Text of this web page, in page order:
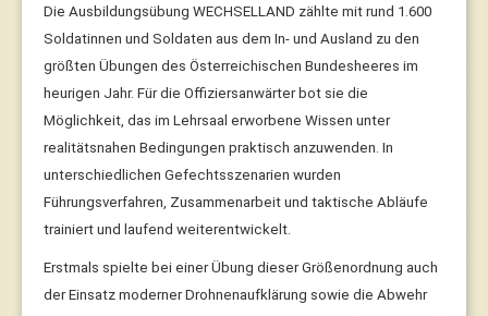
Die Ausbildungsübung WECHSELLAND zählte mit rund 1.600
Soldatinnen und Soldaten aus dem In- und Ausland zu den
größten Übungen des Österreichischen Bundesheeres im
heurigen Jahr. Für die Offiziersanwärter bot sie die
Möglichkeit, das im Lehrsaal erworbene Wissen unter
realitätsnahen Bedingungen praktisch anzuwenden. In
unterschiedlichen Gefechtsszenarien wurden
Führungsverfahren, Zusammenarbeit und taktische Abläufe
trainiert und laufend weiterentwickelt.
Erstmals spielte bei einer Übung dieser Größenordnung auch
der Einsatz moderner Drohnenaufklärung sowie die Abwehr